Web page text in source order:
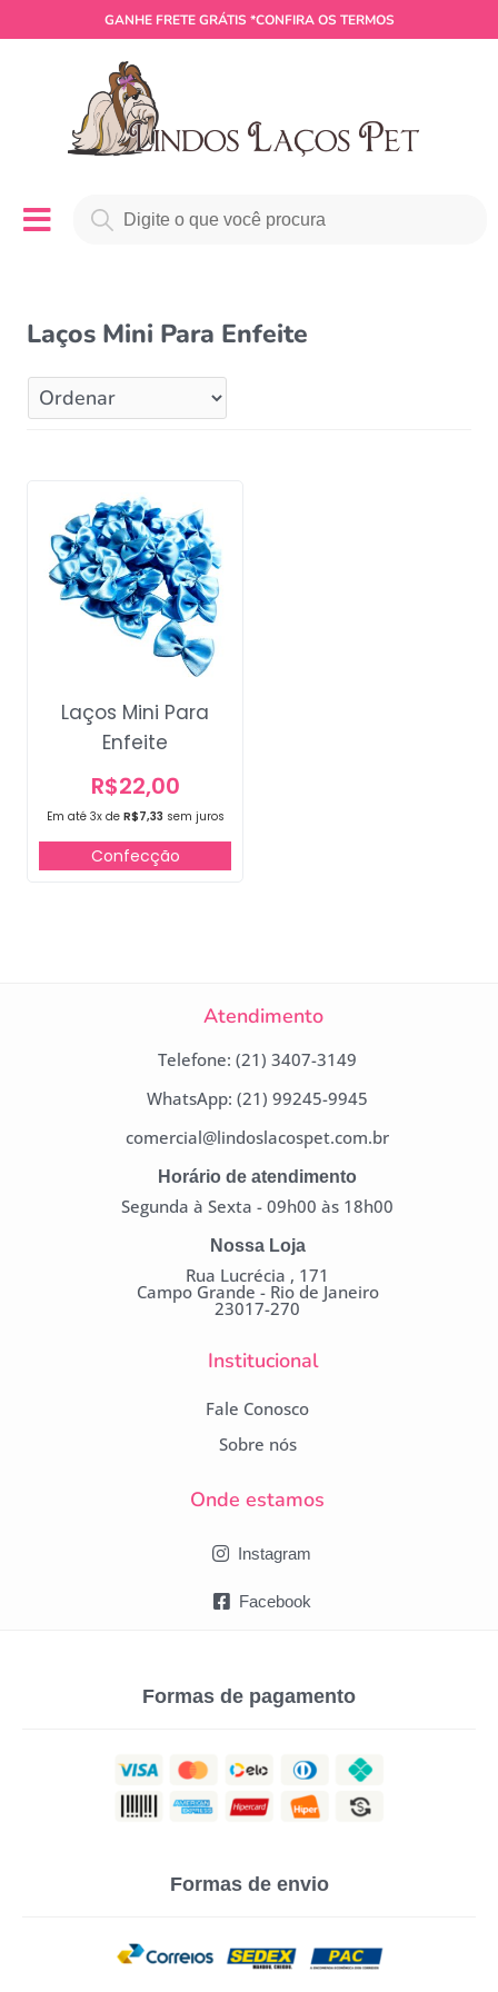
GANHE FRETE GRÁTIS *CONFIRA OS TERMOS
Laços Mini Para Enfeite
Em até 3x de R$7,33 sem juros
Laços Mini Para
Enfeite
R$22,00
Confecção
Atendimento
Telefone: (21) 3407-3149
WhatsApp: (21) 99245-9945
comercial@lindoslacospet.com.br
Horário de atendimento
Segunda à Sexta - 09h00 às 18h00
Nossa Loja
Rua Lucrécia , 171
Campo Grande - Rio de Janeiro
23017-270
Institucional
Fale Conosco
Sobre nós
Onde estamos
Instagram
Facebook
Formas de pagamento
Formas de envio
Campanha lançada com
sucesso!
Voltar